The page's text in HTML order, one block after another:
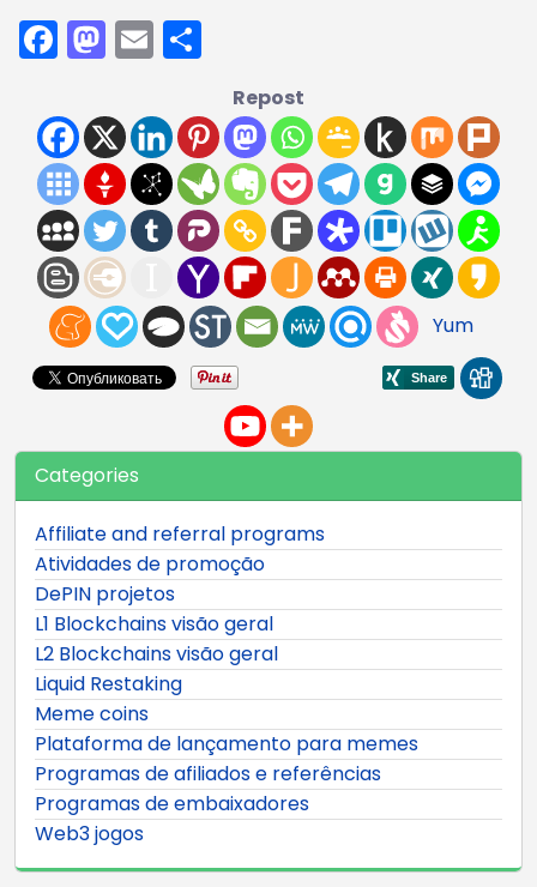
Facebook
Mastodon
Email
Repost
Yum
Categories
Affiliate and referral programs
Atividades de promoção
DePIN projetos
L1 Blockchains visão geral
L2 Blockchains visão geral
Liquid Restaking
Meme coins
Plataforma de lançamento para memes
Programas de afiliados e referências
Programas de embaixadores
Web3 jogos